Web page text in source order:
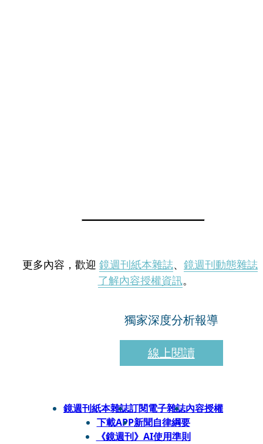
更多內容，歡迎 鏡週刊紙本雜誌、 鏡週刊動態雜誌
了解內容授權資訊。
獨家深度分析報導
線上閱讀
鏡週刊紙本雜誌訂閱電子雜誌內容授權
下載APP新聞自律綱要
《鏡週刊》AI使用準則